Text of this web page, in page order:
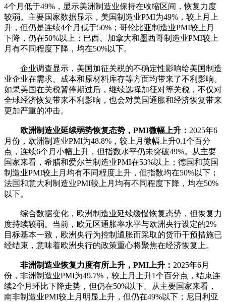
4个月低于49%，显示美洲制造业保持在收缩区间，恢复力度
较弱。主要国家数据显示，美国制造业PMI为49%，较上月上
升，但仍是连续4个月低于50%；哥伦比亚制造业PMI较上月
下降，仍在50%以上；巴西、加拿大和墨西哥制造业PMI较上
月有不同程度下降，均在50%以下。
企业调查显示，美国加征关税的不确定性影响给美国制造
业企业在需求、成本和原材料库存等方面均带来了不利影响。
如果美国在关税暂停期过后，继续选择加征对等关税，不仅对
全球经济恢复带来不利影响，也会对美国通胀和经济恢复带来
更加严重的冲击。
欧洲制造业延续弱势恢复态势，PMI微幅上升： 2025年6
月份，欧洲制造业PMI为48.8%，较上月微幅上升0.1个百分
点，连续6个月小幅上升，但指数水平仍未突破49%。从主要
国家来看，希腊和爱尔兰制造业PMI在53%以上；德国和英国
制造业PMI较上月均有不同程度上升，但指数均在50%以下；
法国和意大利制造业PMI较上月均有不同程度下降，均在50%
以下。
综合数据变化，欧洲制造业延续缓慢恢复态势，但恢复力
度持续较弱。当前，欧元区通胀率水平与欧洲央行设定的2%
目标基本一致，欧洲央行为控制通胀而采取的货币干预措施已
经结束，意味着欧洲央行的政策重心将聚焦在经济恢复上。
非洲制造业恢复力度有所上升，PMI上升： 2025年6月
份，非洲制造业PMI为49.7%，较上月上升1个百分点，结束连
续2个月环比下降走势，但仍在50%以下。从主要国家来看，
南非制造业PMI较上月明显上升，但仍在49%以下；尼日利亚